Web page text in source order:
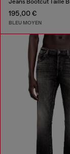
195,00 €
BLEU MOYEN